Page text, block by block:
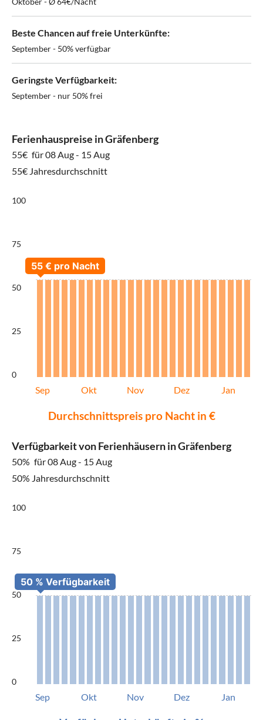
Beste Chancen auf freie Unterkünfte:
September - 50% verfügbar
Geringste Verfügbarkeit:
September - nur 50% frei
Ferienhauspreise in Gräfenberg
55€ für 08 Aug - 15 Aug
55€ Jahresdurchschnitt
100
75
50
25
0
Sep Okt Nov Dez Jan
Durchschnittspreis pro Nacht in €
Verfügbarkeit von Ferienhäusern in Gräfenberg
50% für 08 Aug - 15 Aug
50% Jahresdurchschnitt
100
75
50
25
0
Sep Okt Nov Dez Jan